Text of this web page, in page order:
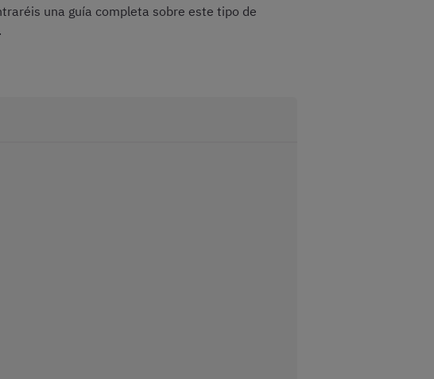
una guía completa sobre este tipo de